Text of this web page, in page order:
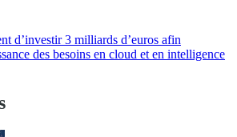
d’investir 3 milliards d’euros afin
des besoins en cloud et en intelligence